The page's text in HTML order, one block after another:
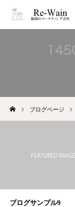
ブログページ
ブログサンプル9
ホーム